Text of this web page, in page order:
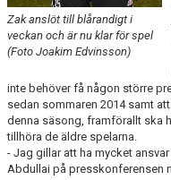
Zak anslöt till blårandigt i
veckan och är nu klar för spel
(Foto Joakim Edvinsson)
inte behöver få någon större
sedan sommaren 2014 samt
denna säsong, framförallt ska
tillhöra de äldre spelarna.
- Jag gillar att ha mycket
Abdullai på presskonferensen